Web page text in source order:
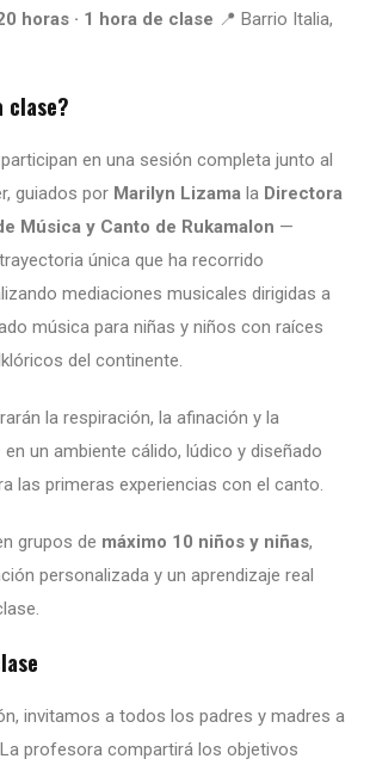
horas · 1 hora de clase 📍 Barrio Italia,
clase?
en una sesión completa junto al
guiados por Marilyn Lizama la Directora
Música y Canto de Rukamalon —
única que ha recorrido
mediaciones musicales dirigidas a
música para niñas y niños con raíces
del continente.
la respiración, la afinación y la
un ambiente cálido, lúdico y diseñado
las primeras experiencias con el canto.
grupos de máximo 10 niños y niñas,
personalizada y un aprendizaje real
invitamos a todos los padres y madres a
profesora compartirá los objetivos